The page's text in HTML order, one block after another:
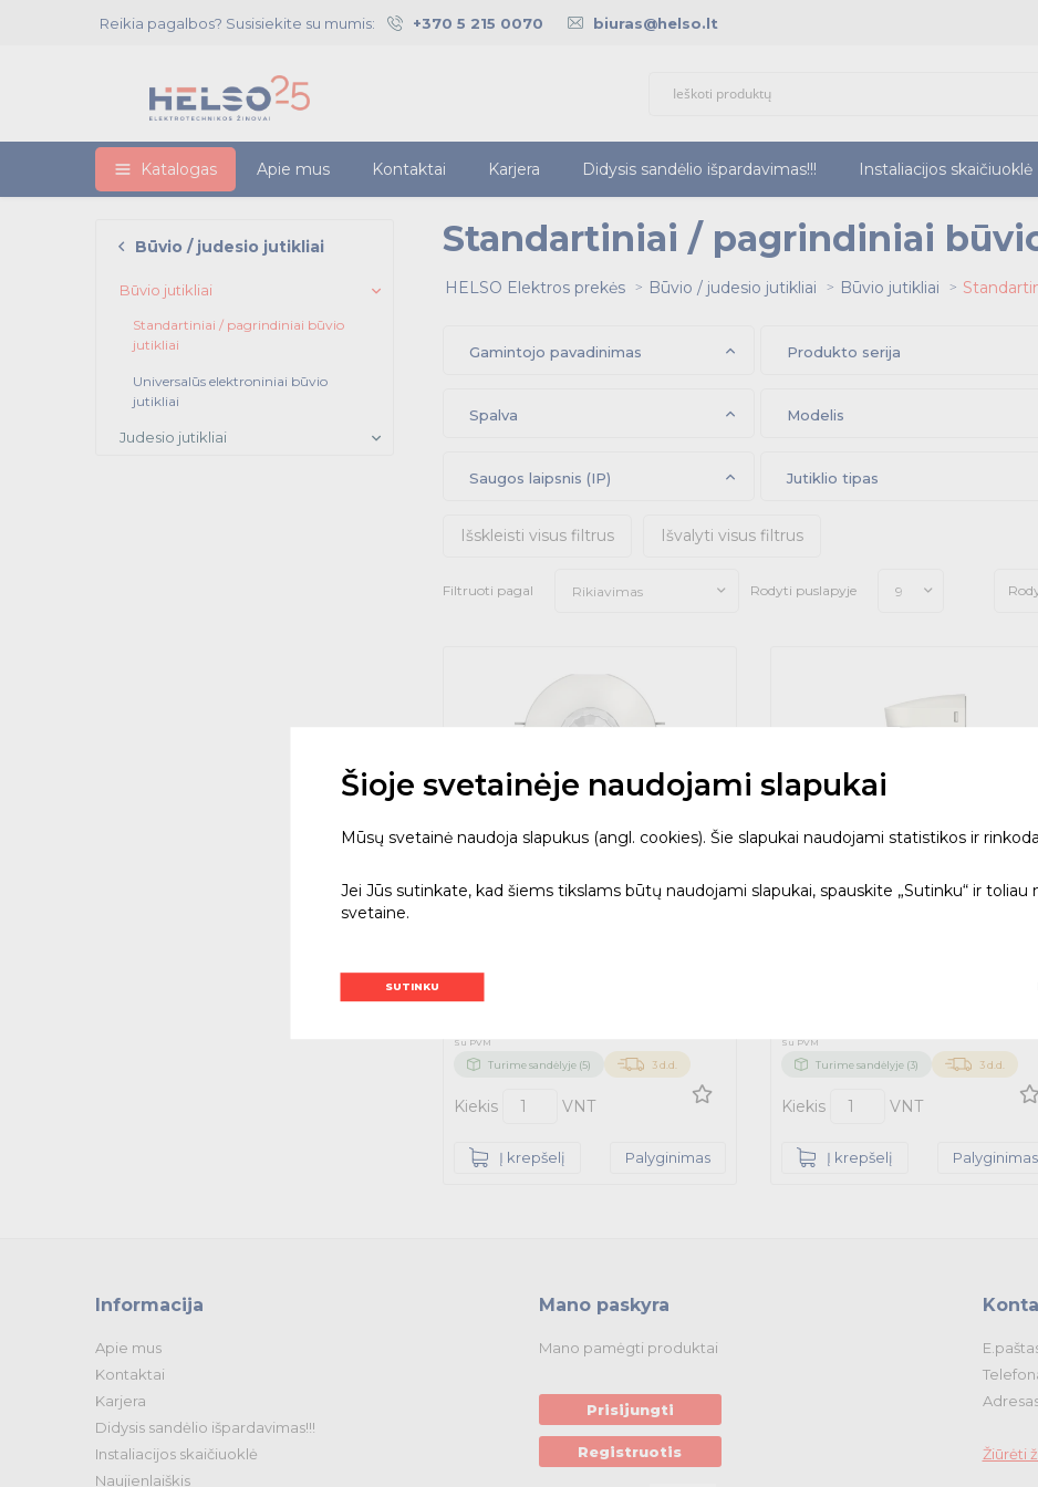
Reikia pagalbos? Susisiekite su mumis: +370 5 215 0070 biuras@helso.lt
Katalogas Apie mus Kontaktai Karjera Didysis sandėlio išpardavimas!!! Instaliacijos skaičiuoklė
Būvio / judesio jutikliai
Būvio jutikliai
Standartiniai / pagrindiniai būvio
jutikliai
Universalūs elektroniniai būvio
jutikliai
Judesio jutikliai
Standartiniai / pagrindiniai
HELSO Elektros prekės Būvio / judesio jutikliai Būvio jutikliai
Gamintojo pavadinimas Produkto serija
Spalva Modelis
Saugos laipsnis (IP) Jutiklio tipas
Išskleisti visus filtrus Išvalyti visus filtrus
Filtruoti pagal Rikiavimas Rodyti puslapyje 9
Būvio daviklis the Ronda P360-
85.04
Su PVM
Turime sandėlyje (5) 3 d.d.
Kiekis VNT
Į krepšelį Palyginimas
Judesio daviklis theLuxa E180
Su PVM
Turime sandėlyje (3) 3 d.d.
Kiekis VNT
Į krepšelį Palyginimas
Informacija
Apie mus
Kontaktai
Karjera
Didysis sandėlio išpardavimas!!!
Instaliacijos skaičiuoklė
Naujienlaiškis
Mano paskyra
Mano pamėgti produktai
Prisijungti
Registruotis Žiūrėti
Šioje svetainėje naudojami slapukai
Mūsų svetainė naudoja slapukus (angl. cookies). Šie slapukai naudojami statistikos ir
Jei Jūs sutinkate, kad šiems tikslams būtų naudojami slapukai, spauskite „Sutinku“ ir toliau
svetaine.
SUTINKU